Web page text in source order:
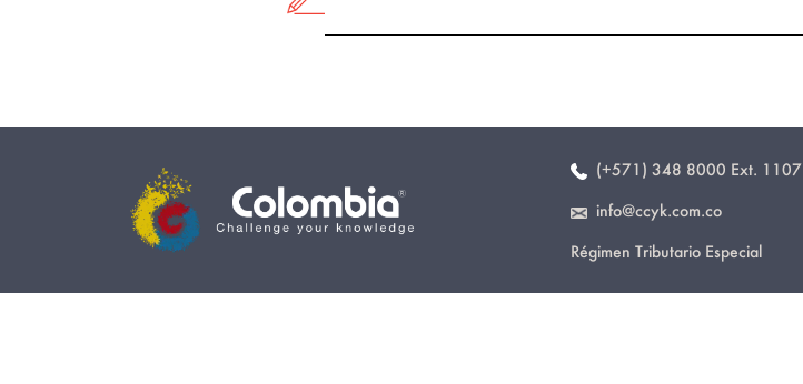
(+571) 348 8000 Ext. 1107
info@ccyk.com.co
Régimen Tributario Especial